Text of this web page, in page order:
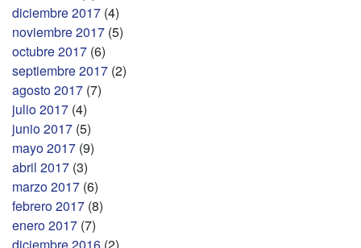
diciembre 2017 (4)
noviembre 2017 (5)
octubre 2017 (6)
septiembre 2017 (2)
agosto 2017 (7)
julio 2017 (4)
junio 2017 (5)
mayo 2017 (9)
abril 2017 (3)
marzo 2017 (6)
febrero 2017 (8)
enero 2017 (7)